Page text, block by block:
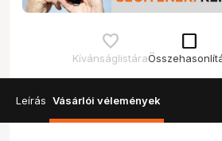
Kívánságlistára
check_box_outline_blank
Leírás Vásárlói vélemények